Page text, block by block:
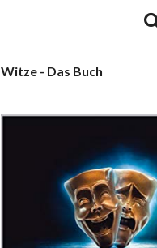
Witze - Das Buch